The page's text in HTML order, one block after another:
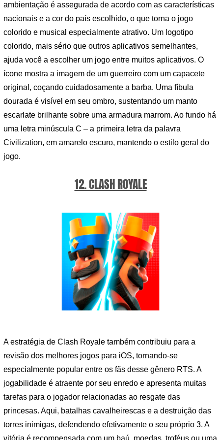
ambientação é assegurada de acordo com as características
nacionais e a cor do país escolhido, o que torna o jogo
colorido e musical especialmente atrativo. Um logotipo
colorido, mais sério que outros aplicativos semelhantes,
ajuda você a escolher um jogo entre muitos aplicativos. O
ícone mostra a imagem de um guerreiro com um capacete
original, coçando cuidadosamente a barba. Uma fíbula
dourada é visível em seu ombro, sustentando um manto
escarlate brilhante sobre uma armadura marrom. Ao fundo há
uma letra minúscula C – a primeira letra da palavra
Civilization, em amarelo escuro, mantendo o estilo geral do
jogo.
12. CLASH ROYALE
A estratégia de Clash Royale também contribuiu para a
revisão dos melhores jogos para iOS, tornando-se
especialmente popular entre os fãs desse gênero RTS. A
jogabilidade é atraente por seu enredo e apresenta muitas
tarefas para o jogador relacionadas ao resgate das
princesas. Aqui, batalhas cavalheirescas e a destruição das
torres inimigas, defendendo efetivamente o seu próprio 3. A